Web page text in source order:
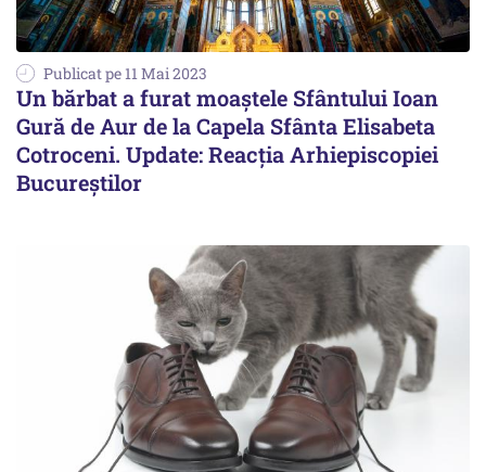
Publicat pe 11 Mai 2023
Un bărbat a furat moaștele Sfântului Ioan
Gură de Aur de la Capela Sfânta Elisabeta
Cotroceni. Update: Reacția Arhiepiscopiei
Bucureștilor